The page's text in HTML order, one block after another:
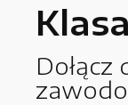
Dołącz